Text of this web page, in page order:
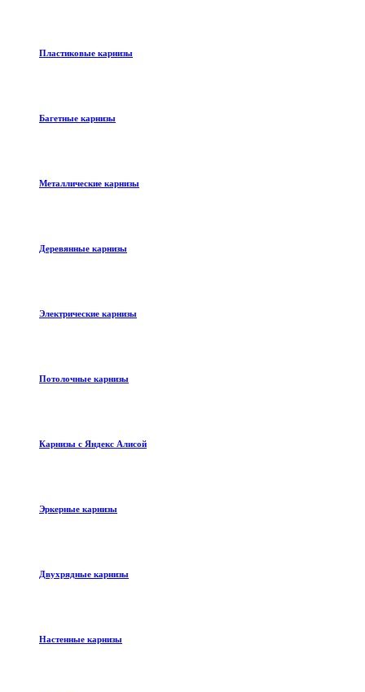
Пластиковые карнизы
Багетные карнизы
Металлические карнизы
Деревянные карнизы
Электрические карнизы
Потолочные карнизы
Карнизы с Яндекс Алисой
Эркерные карнизы
Двухрядные карнизы
Настенные карнизы